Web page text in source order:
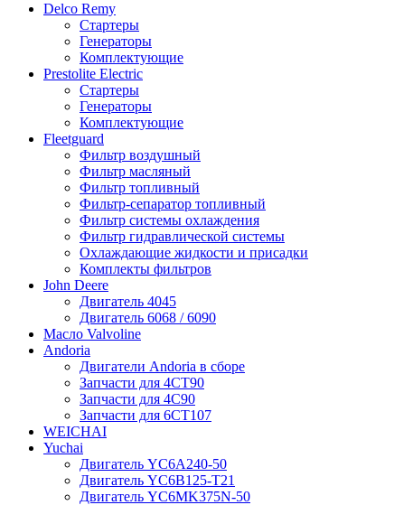
Delco Remy
Стартеры
Генераторы
Комплектующие
Prestolite Electric
Стартеры
Генераторы
Комплектующие
Fleetguard
Фильтр воздушный
Фильтр масляный
Фильтр топливный
Фильтр-сепаратор топливный
Фильтр системы охлаждения
Фильтр гидравлической системы
Охлаждающие жидкости и присадки
Комплекты фильтров
John Deere
Двигатель 4045
Двигатель 6068 / 6090
Масло Valvoline
Andoria
Двигатели Andoria в сборе
Запчасти для 4CT90
Запчасти для 4С90
Запчасти для 6CT107
WEICHAI
Yuchai
Двигатель YC6A240-50
Двигатель YC6B125-T21
Двигатель YC6MK375N-50